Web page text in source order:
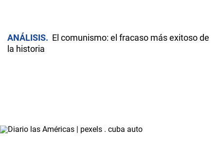
ANÁLISIS
El comunismo: el fracaso más exitoso de
la historia